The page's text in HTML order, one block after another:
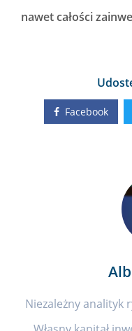
nawet całości
Facebook
Niezależny analityk